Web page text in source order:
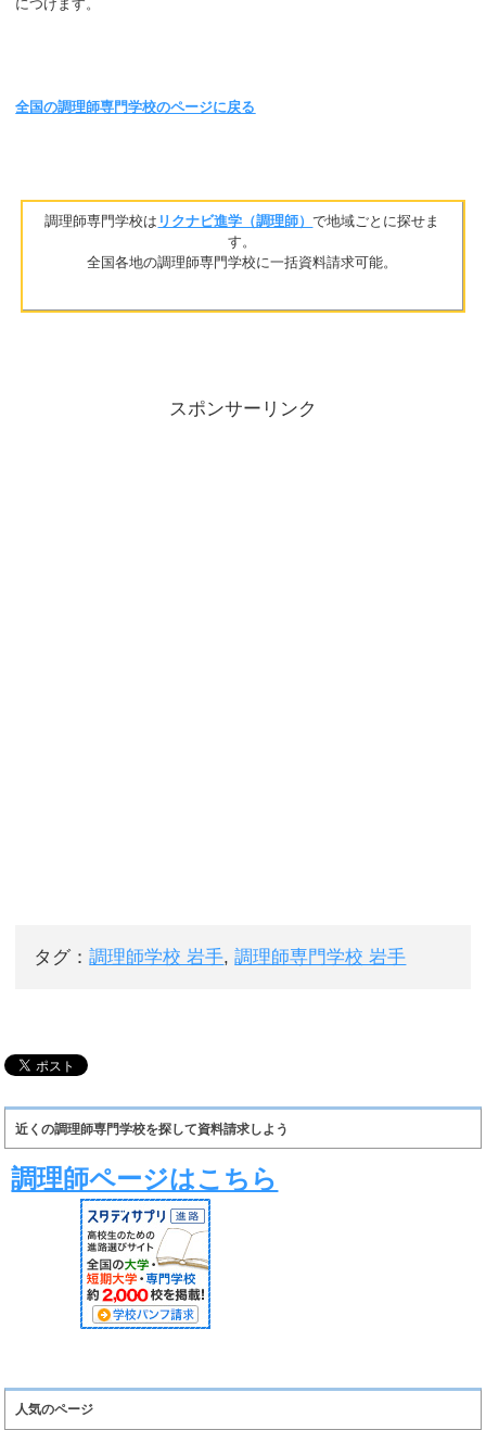
につけます。
全国の調理師専門学校のページに戻る
調理師専門学校は リクナビ進学（調理師）で地域ごとに探せま
す。
全国各地の調理師専門学校に一括資料請求可能。
スポンサーリンク
タグ：調理師学校 岩手,調理師専門学校 岩手
近くの調理師専門学校を探して資料請求しよう
調理師ページはこちら
人気のページ